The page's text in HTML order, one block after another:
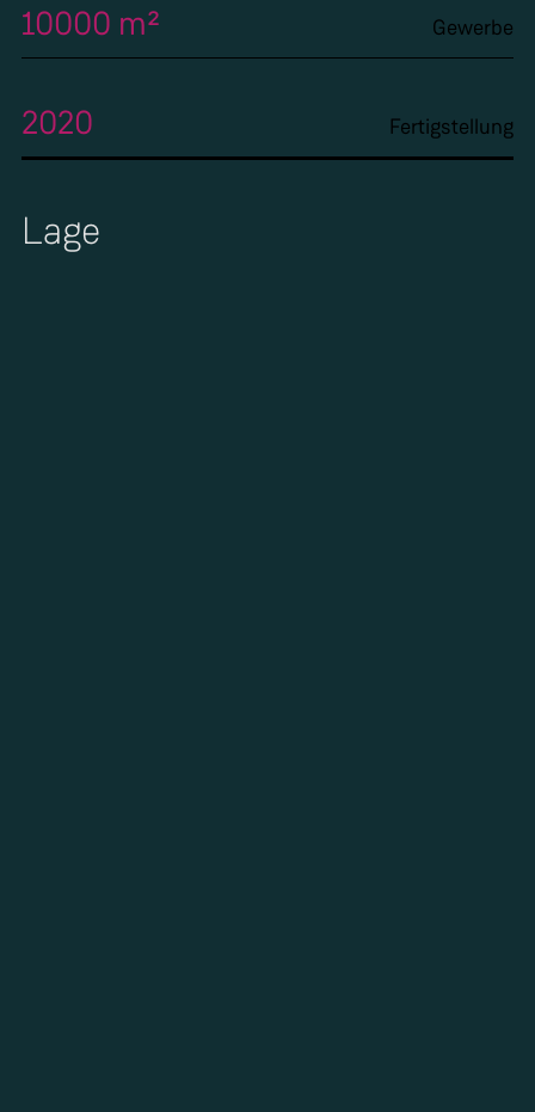
Gewerbe
10000 m²
Fertigstellung
2020
Lage